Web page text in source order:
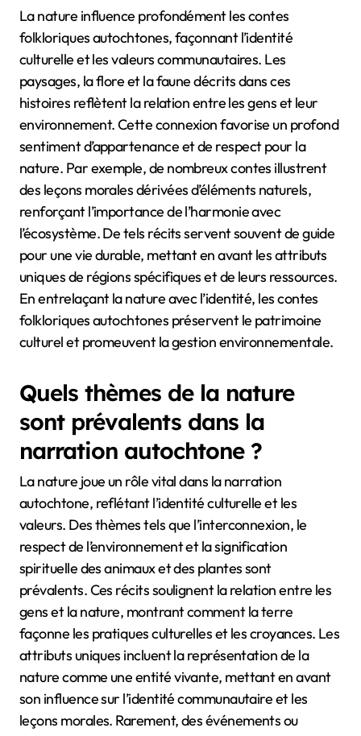
La nature influence profondément les contes
folkloriques autochtones, façonnant l’identité
culturelle et les valeurs communautaires. Les
paysages, la flore et la faune décrits dans ces
histoires reflètent la relation entre les gens et leur
environnement. Cette connexion favorise un profond
sentiment d’appartenance et de respect pour la
nature. Par exemple, de nombreux contes illustrent
des leçons morales dérivées d’éléments naturels,
renforçant l’importance de l’harmonie avec
l’écosystème. De tels récits servent souvent de guide
pour une vie durable, mettant en avant les attributs
uniques de régions spécifiques et de leurs ressources.
En entrelaçant la nature avec l’identité, les contes
folkloriques autochtones préservent le patrimoine
culturel et promeuvent la gestion environnementale.
Quels thèmes de la nature
sont prévalents dans la
narration autochtone ?
La nature joue un rôle vital dans la narration
autochtone, reflétant l’identité culturelle et les
valeurs. Des thèmes tels que l’interconnexion, le
respect de l’environnement et la signification
spirituelle des animaux et des plantes sont
prévalents. Ces récits soulignent la relation entre les
gens et la nature, montrant comment la terre
façonne les pratiques culturelles et les croyances. Les
attributs uniques incluent la représentation de la
nature comme une entité vivante, mettant en avant
son influence sur l’identité communautaire et les
leçons morales. Rarement, des événements ou